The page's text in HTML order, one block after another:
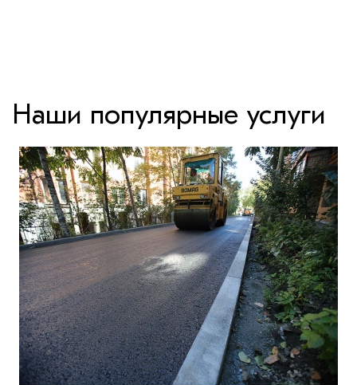
Наши популярные услуги